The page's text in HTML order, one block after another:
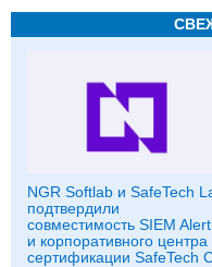
NGR Softlab и SafeTech
подтвердили
совместимость SIEM
и корпоративного центра
сертификации SafeTech